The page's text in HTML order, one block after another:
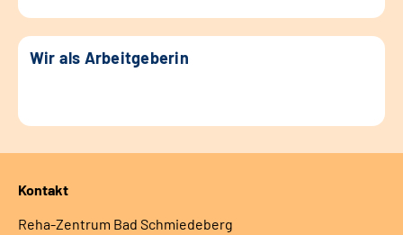
Wir als Arbeitgeberin
Kontakt
Reha-Zentrum Bad Schmiedeberg